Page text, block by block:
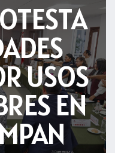
USOS
EN